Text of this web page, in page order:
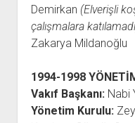
Demirkan (Elverişli
çalışmalara
Zakarya Mildanoğlu
1994-1998
Vakıf Başkanı: Nabi
Yönetim Kurulu: